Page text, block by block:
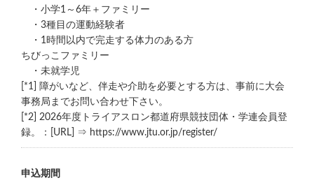
・小学1～6年＋ファミリー
・3種目の運動経験者
・1時間以内で完走する体力のある方
ちびっこファミリー
・未就学児
[*1] 障がいなど、伴走や介助を必要とする方は、事前に大会
事務局までお問い合わせ下さい。
[*2] 2026年度トライアスロン都道府県競技団体・学連会員登
録。：[URL] ⇒ https://www.jtu.or.jp/register/
申込期間